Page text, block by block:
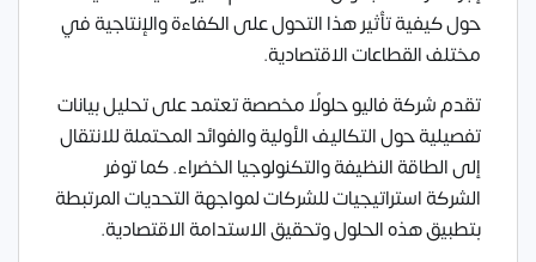
حول كيفية تأثير هذا التحول على الكفاءة والإنتاجية في
مختلف القطاعات الاقتصادية.
تقدم شركة فاليو حلولًا مخصصة تعتمد على تحليل بيانات
تفصيلية حول التكاليف الأولية والفوائد المحتملة للانتقال
إلى الطاقة النظيفة والتكنولوجيا الخضراء. كما توفر
الشركة استراتيجيات للشركات لمواجهة التحديات المرتبطة
بتطبيق هذه الحلول وتحقيق الاستدامة الاقتصادية.